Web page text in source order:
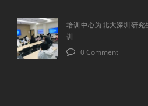
培训中心为北大深圳研
训
0 Comment